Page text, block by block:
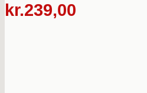
kr.239,00